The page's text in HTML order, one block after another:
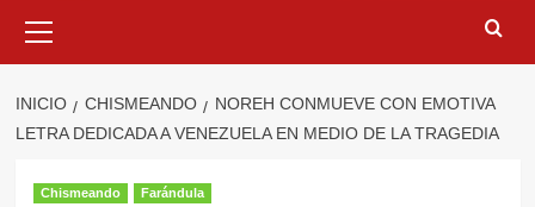
primario
INICIO CHISMEANDO
NOREH CONMUEVE CON EMOTIVA
LETRA DEDICADA A VENEZUELA EN MEDIO DE LA TRAGEDIA
Chismeando Farándula